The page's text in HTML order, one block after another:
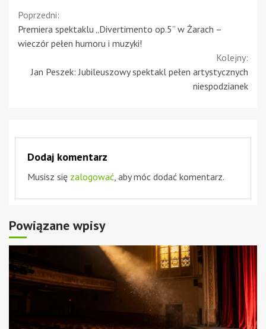
Continue
Reading
Poprzedni:
Premiera spektaklu „Divertimento op.5” w Żarach –
wieczór pełen humoru i muzyki!
Kolejny:
Jan Peszek: Jubileuszowy spektakl pełen artystycznych
niespodzianek
Dodaj komentarz
Musisz się zalogować , aby móc dodać komentarz.
Powiązane wpisy